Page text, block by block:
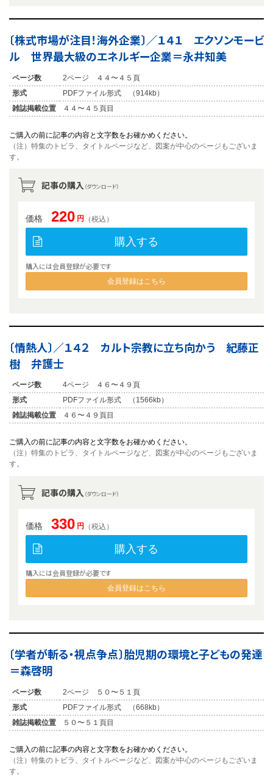
〔株式市場が注目！海外企業〕／１４１ エクソンモービ
ル 世界最大級のエネルギー企業＝永井知美
ページ数
2ページ ４４〜４５頁
形式
PDFファイル形式 （914kb）
雑誌掲載位置
４４〜４５頁目
ご購入の前に記事の内容と文字数をお確かめください。
（注）特集のトビラ、タイトルページなど、図案が中心のページもございま
す。
記事の購入 （ダウンロード）
価格 220 円 （税込）
購入する
購入には会員登録が必要です
会員登録はこちら
〔情熱人〕／１４２ カルト宗教に立ち向かう 紀藤正
樹 弁護士
ページ数
4ページ ４６〜４９頁
形式
PDFファイル形式 （1566kb）
雑誌掲載位置
４６〜４９頁目
ご購入の前に記事の内容と文字数をお確かめください。
（注）特集のトビラ、タイトルページなど、図案が中心のページもございま
す。
記事の購入 （ダウンロード）
価格 330 円 （税込）
購入する
購入には会員登録が必要です
会員登録はこちら
〔学者が斬る・視点争点〕胎児期の環境と子どもの発達
＝森啓明
ページ数
2ページ ５０〜５１頁
形式
PDFファイル形式 （668kb）
雑誌掲載位置
５０〜５１頁目
ご購入の前に記事の内容と文字数をお確かめください。
（注）特集のトビラ、タイトルページなど、図案が中心のページもございま
す。